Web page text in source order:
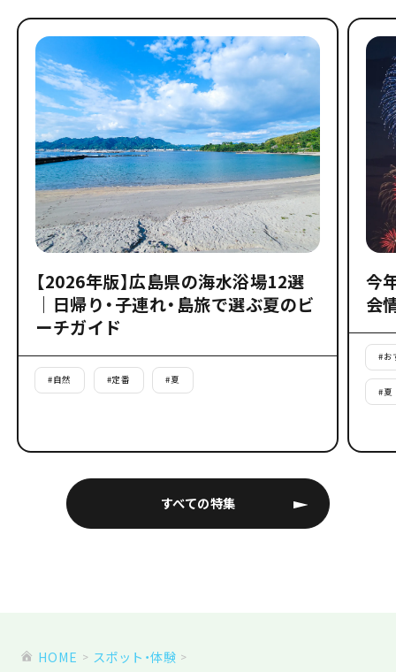
すべての特集
【2026年版】広島県の海水浴場12選
｜日帰り・子連れ・島旅で選ぶ夏のビ
ーチガイド
#自然 #定番 #夏
今
会
#お
#夏
HOME
スポット・体験